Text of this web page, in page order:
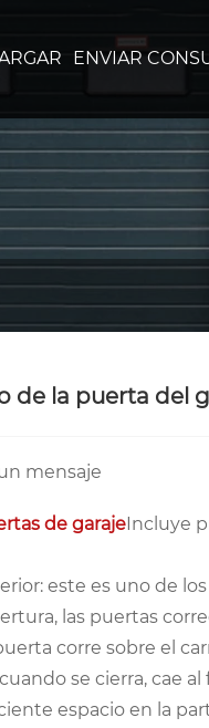
ENVIAR
de la puerta del
mensaje
de garajeIncluye
este es uno de
las puertas
corre sobre el
se cierra, cae
espacio en la